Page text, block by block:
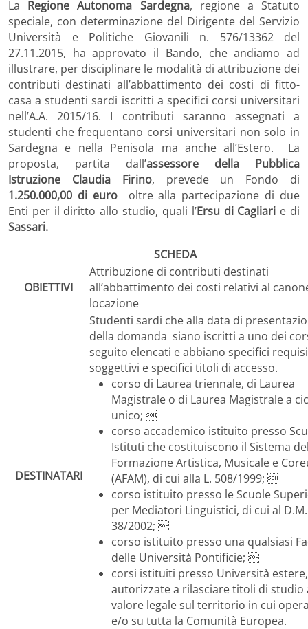
La Regione Autonoma Sardegna, regione a Statuto
speciale, con determinazione del Dirigente del Servizio
Università e Politiche Giovanili n. 576/13362 del
27.11.2015, ha approvato il Bando, che andiamo ad
illustrare, per disciplinare le modalità di attribuzione dei
contributi destinati all’abbattimento dei costi di fitto-
casa a studenti sardi iscritti a specifici corsi universitari
nell’A.A. 2015/16. I contributi saranno assegnati a
studenti che frequentano corsi universitari non solo in
Sardegna e nella Penisola ma anche all’Estero. La
proposta, partita dall’assessore della Pubblica
Istruzione
Claudia Firino, prevede un Fondo di
1.250.000,00 di eurooltre alla partecipazione di due
Enti per il diritto allo studio, quali l’Ersu di Cagliari e di
Sassari.
SCHEDA
OBIETTIVI
Attribuzione di contributi destinati
all’abbattimento dei costi relativi al
locazione
DESTINATARI
Studenti sardi che alla data di
della domanda siano iscritti a uno dei
seguito elencati e abbiano specifici
soggettivi e specifici titoli di accesso.
corso di Laurea triennale, di Laurea
Magistrale o di Laurea Magistrale a
unico; 
corso accademico istituito presso
Istituti che costituiscono il Sistema
Formazione Artistica, Musicale e
(AFAM), di cui alla L. 508/1999; 
corso istituito presso le Scuole
per Mediatori Linguistici, di cui al
38/2002; 
corso istituito presso una qualsiasi
delle Università Pontificie; 
corsi istituiti presso Università estere,
autorizzate a rilasciare titoli di studio
valore legale sul territorio in cui
e/o su tutta la Comunità Europea.